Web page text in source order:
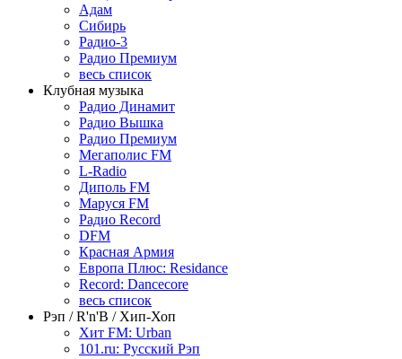
Адам
Сибирь
Радио-3
Радио Премиум
весь список
Клубная музыка
Радио Динамит
Радио Вышка
Радио Премиум
Мегаполис FM
L-Radio
Диполь FM
Маруся FM
Радио Record
DFM
Красная Армия
Европа Плюс: Residance
Record: Dancecore
весь список
Рэп / R'n'B / Хип-Хоп
Хит FM: Urban
101.ru: Русский Рэп